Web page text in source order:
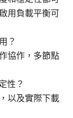
用負載平衡可
？
協作，多節點
性？
以及實際下載